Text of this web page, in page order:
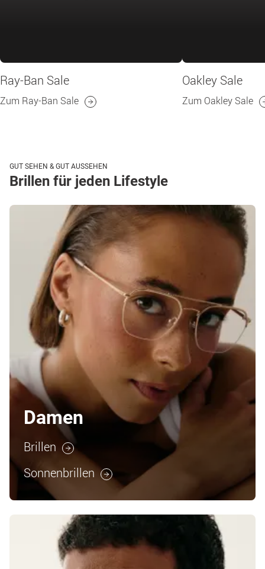
Ray-Ban Sale
Zum Ray-Ban Sale
Oakley Sale
Zum Oakley Sale
GUT SEHEN & GUT AUSSEHEN
Brillen für jeden Lifestyle
Damen
Brillen
Sonnenbrillen